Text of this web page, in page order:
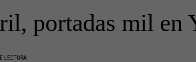
portadas mil en
LECTURA